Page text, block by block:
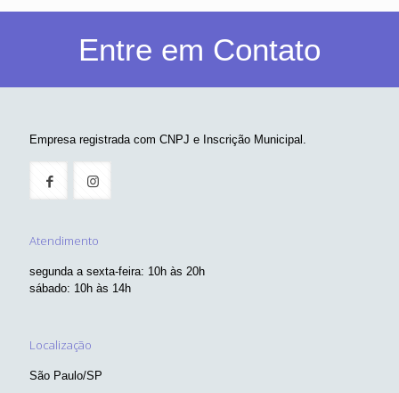
Entre em Contato
Empresa registrada com CNPJ e Inscrição Municipal.
Atendimento
segunda a sexta-feira: 10h às 20h
sábado: 10h às 14h
Localização
São Paulo/SP